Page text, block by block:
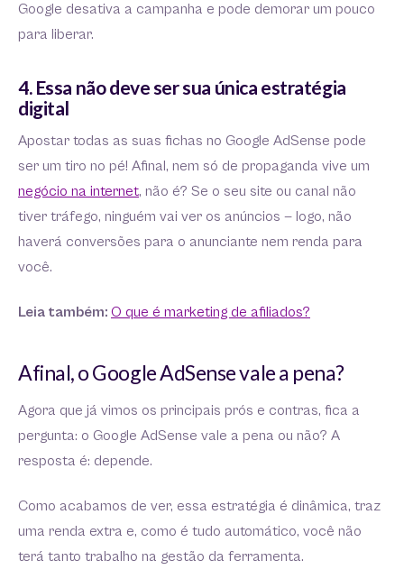
Google desativa a campanha e pode demorar um pouco
para liberar.
4. Essa não deve ser sua única estratégia
digital
Apostar todas as suas fichas no Google AdSense pode
ser um tiro no pé! Afinal, nem só de propaganda vive um
negócio na internet, não é? Se o seu site ou canal não
tiver tráfego, ninguém vai ver os anúncios — logo, não
haverá conversões para o anunciante nem renda para
você.
Leia também: O que é marketing de afiliados?
Afinal, o Google AdSense vale a pena?
Agora que já vimos os principais prós e contras, fica a
pergunta: o Google AdSense vale a pena ou não? A
resposta é: depende.
Como acabamos de ver, essa estratégia é dinâmica, traz
uma renda extra e, como é tudo automático, você não
terá tanto trabalho na gestão da ferramenta.